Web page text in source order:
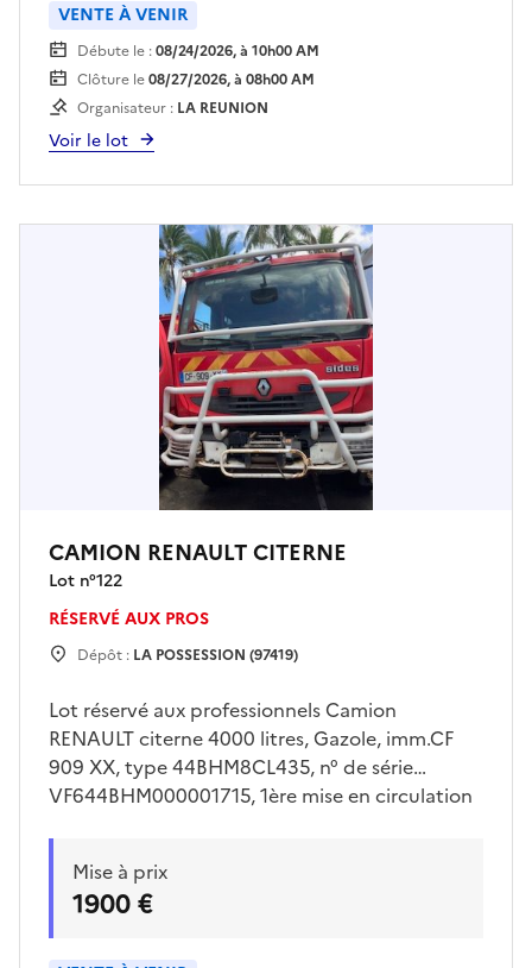
VENTE À VENIR
Débute le :08/24/2026, à 10h00 AM
Clôture le08/27/2026, à 08h00 AM
Organisateur : LA REUNION
Voir le lot
CAMION RENAULT CITERNE
Lot n°122
RÉSERVÉ AUX PROS
Dépôt : LA POSSESSION (97419)
Lot réservé aux professionnels Camion
RENAULT citerne 4000 litres, Gazole, imm.CF
909 XX, type 44BHM8CL435, n° de série
VF644BHM000001715, 1ère mise en circulation
vendu en l'état. Voir conditions de visite auprès
du lieu de dépôt.Enlèvement sur plateau
obligatoire.Pour retirer le véhicule, le bon
Mise à prix
1900 €